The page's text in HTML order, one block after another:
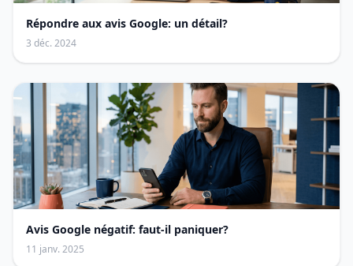
Répondre aux avis Google: un détail?
3 déc. 2024
Avis Google négatif: faut-il paniquer?
11 janv. 2025